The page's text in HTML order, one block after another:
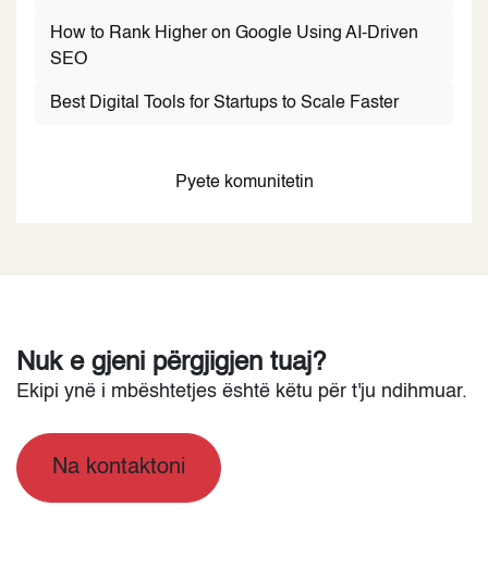
How to Rank Higher on Google Using AI-Driven
SEO
Best Digital Tools for Startups to Scale Faster
Pyete komunitetin
Nuk e gjeni përgjigjen tuaj?
Ekipi ynë i mbështetjes është këtu për t'ju ndihmuar.
Na kontaktoni